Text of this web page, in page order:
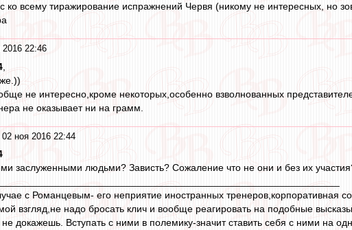
ко всему тиражирование испражнений Червя (никому не интересных, но
2016 22:46
не интересно,кроме некоторых,особенно взволнованных
не оказывает ни на грамм.
02 ноя 2016 22:44
заслуженными людьми? Зависть? Сожаление что не они и без их
с Романцевым- его неприятие иностранных тренеров,корпоративная
взгляд,не надо бросать клич и вообще реагировать на подобные
докажешь. Вступать с ними в полемику-значит ставить себя с ними на